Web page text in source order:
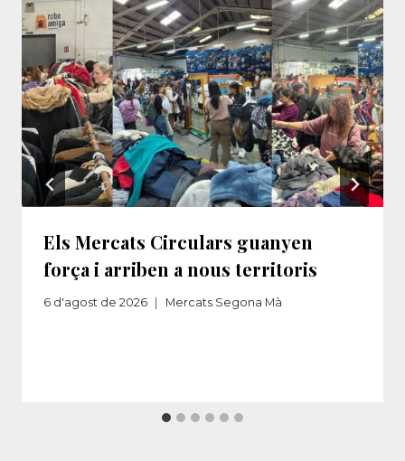
Els Mercats Circulars guanyen
força i arriben a nous territoris
6 d'agost de 2026 Mercats Segona Mà